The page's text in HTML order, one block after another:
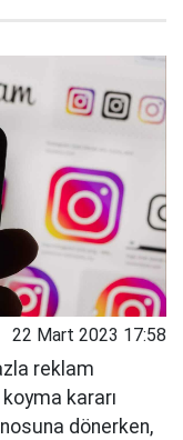
22 Mart 2023 17:58
reklam
kararı
dönerken,